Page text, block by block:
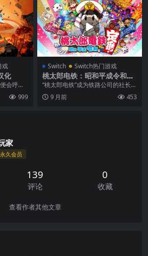
戏
化
会呼叫
缺、势
999
Switch Switch热门游戏
桃太郎电铁：昭和平成令和也
是惯例|桃太郎電鉄 ～昭和 平
“桃太郎电铁”成为铁路公司的社长，
一边拿到全国的房产，一边以总资
产日本第一为目标...
9 月前 453
家
永久会员
139
评论
0
收藏
查看作者其他文章